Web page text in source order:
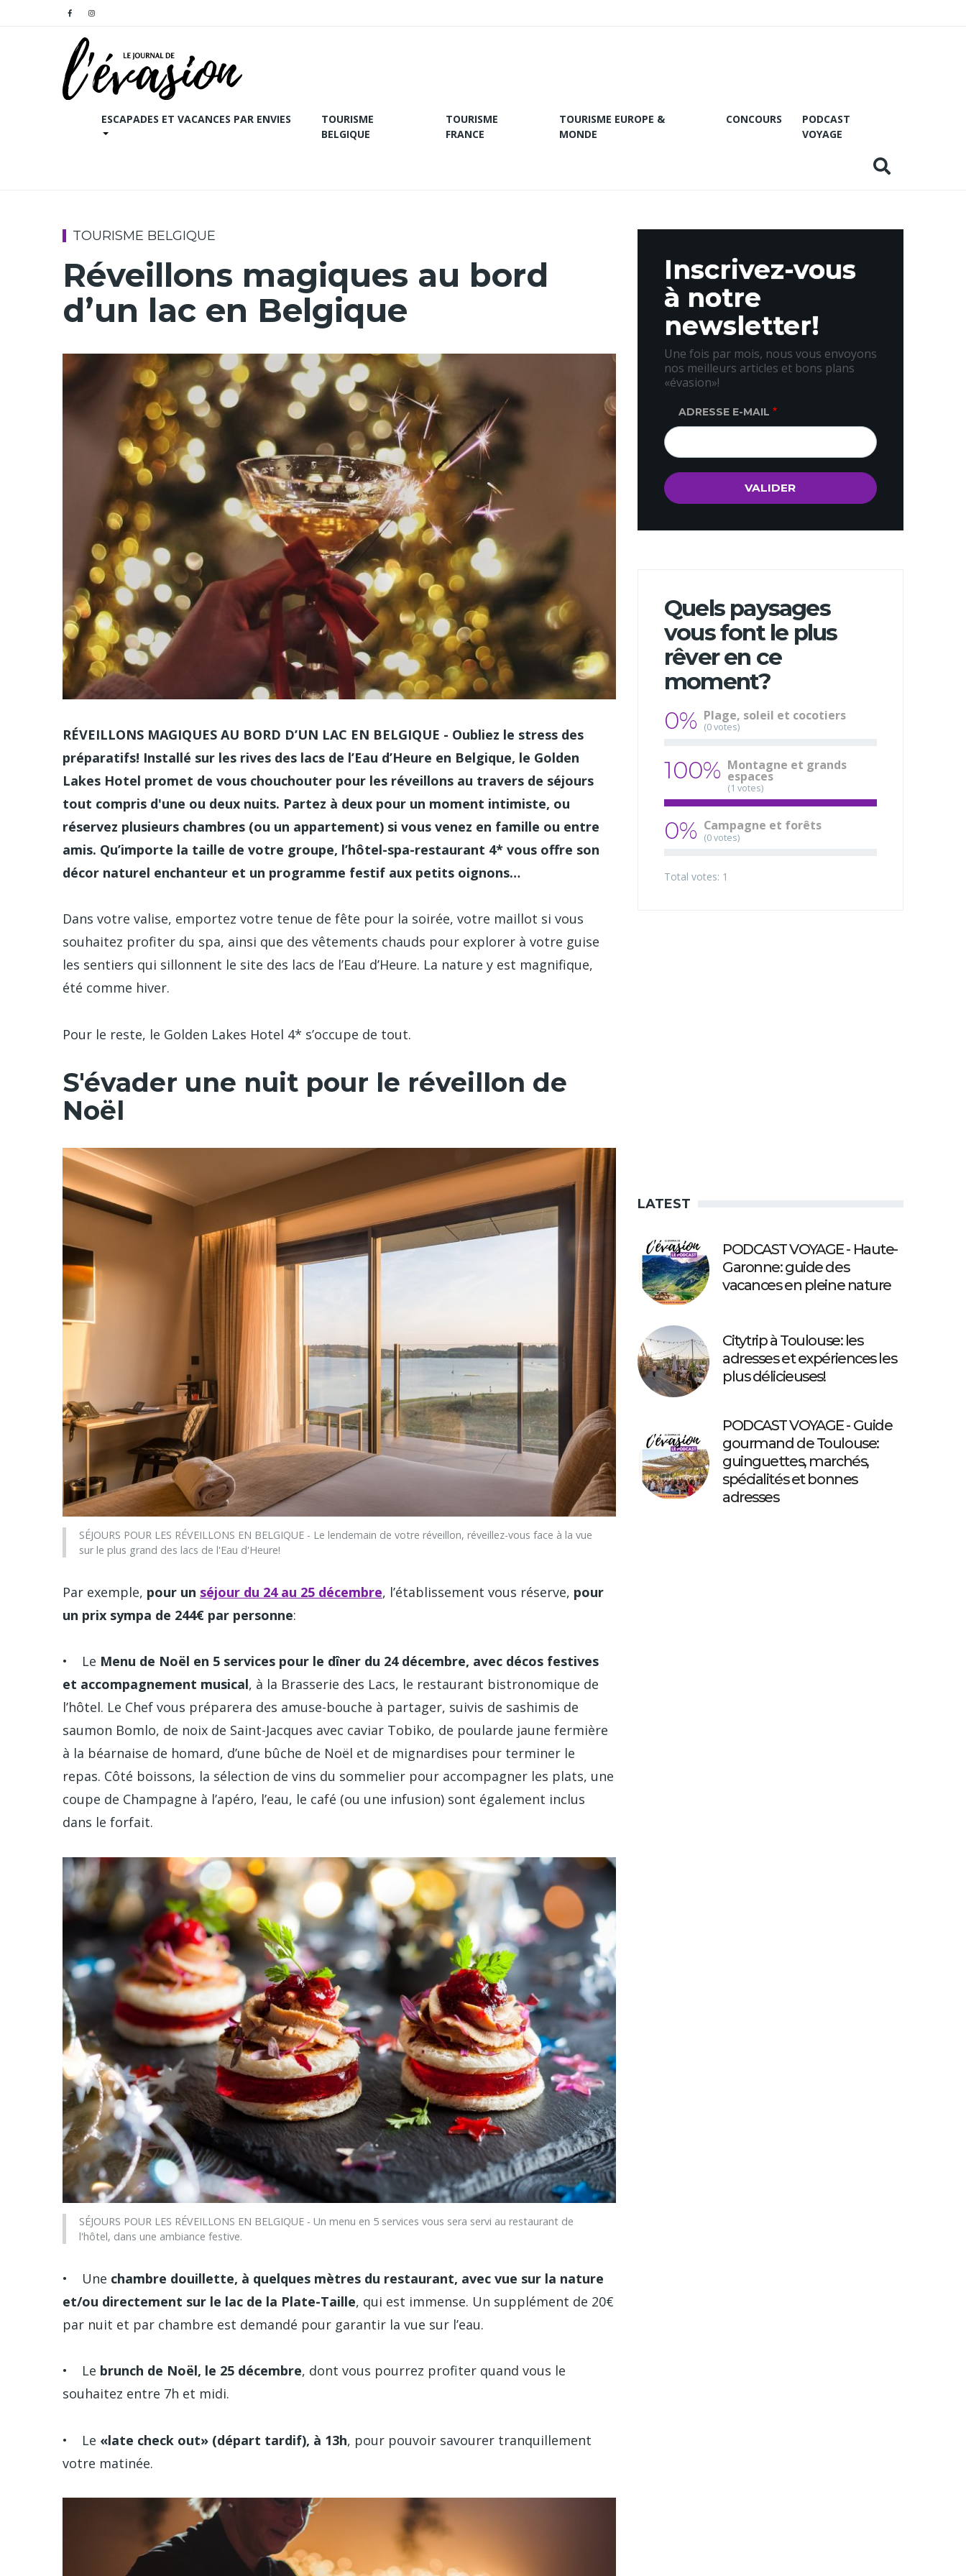
ESCAPADES ET VACANCES PAR ENVIES
TOURISME
BELGIQUE
TOURISME
FRANCE
TOURISME EUROPE &
MONDE
CONCOURS
PODCAST
VOYAGE
TOURISME BELGIQUE
Réveillons magiques au bord
d’un lac en Belgique
RÉVEILLONS MAGIQUES AU BORD D’UN LAC EN BELGIQUE - Oubliez le stress des
préparatifs! Installé sur les rives des lacs de l’Eau d’Heure en Belgique, le Golden
Lakes Hotel promet de vous chouchouter pour les réveillons au travers de séjours
tout compris d'une ou deux nuits. Partez à deux pour un moment intimiste, ou
réservez plusieurs chambres (ou un appartement) si vous venez en famille ou entre
amis. Qu’importe la taille de votre groupe, l’hôtel-spa-restaurant 4* vous offre son
décor naturel enchanteur et un programme festif aux petits oignons…
Dans votre valise, emportez votre tenue de fête pour la soirée, votre maillot si vous
souhaitez profiter du spa, ainsi que des vêtements chauds pour explorer à votre guise
les sentiers qui sillonnent le site des lacs de l’Eau d’Heure. La nature y est magnifique,
été comme hiver.
Pour le reste, le Golden Lakes Hotel 4* s’occupe de tout.
S'évader une nuit pour le réveillon de
Noël
SÉJOURS POUR LES RÉVEILLONS EN BELGIQUE - Le lendemain de votre réveillon, réveillez-vous face à la vue
sur le plus grand des lacs de l'Eau d'Heure!
Par exemple, pour un séjour du 24 au 25 décembre, l’établissement vous réserve, pour
un prix sympa de 244€ par personne:
• Le Menu de Noël en 5 services pour le dîner du 24 décembre, avec décos festives
et accompagnement musical, à la Brasserie des Lacs, le restaurant bistronomique de
l’hôtel. Le Chef vous préparera des amuse-bouche à partager, suivis de sashimis de
saumon Bomlo, de noix de Saint-Jacques avec caviar Tobiko, de poularde jaune fermière
à la béarnaise de homard, d’une bûche de Noël et de mignardises pour terminer le
repas. Côté boissons, la sélection de vins du sommelier pour accompagner les plats, une
coupe de Champagne à l’apéro, l’eau, le café (ou une infusion) sont également inclus
dans le forfait.
SÉJOURS POUR LES RÉVEILLONS EN BELGIQUE - Un menu en 5 services vous sera servi au restaurant de
l'hôtel, dans une ambiance festive.
• Une chambre douillette, à quelques mètres du restaurant, avec vue sur la nature
et/ou directement sur le lac de la Plate-Taille, qui est immense. Un supplément de 20€
par nuit et par chambre est demandé pour garantir la vue sur l’eau.
• Le brunch de Noël, le 25 décembre, dont vous pourrez profiter quand vous le
souhaitez entre 7h et midi.
• Le «late check out» (départ tardif), à 13h, pour pouvoir savourer tranquillement
votre matinée.
Inscrivez-vous
à notre
newsletter!
Une fois par mois, nous vous envoyons
nos meilleurs articles et bons plans
«évasion»!
ADRESSE E-MAIL
Quels paysages
vous font le plus
rêver en ce
moment?
0% Plage, soleil et cocotiers
(0 votes)
100% Montagne et grands
espaces
(1 votes)
0% Campagne et forêts
(0 votes)
Total votes: 1
LATEST
PODCAST VOYAGE - Haute-
Garonne: guide des
vacances en pleine nature
Citytrip à Toulouse: les
adresses et expériences les
plus délicieuses!
PODCAST VOYAGE - Guide
gourmand de Toulouse:
guinguettes, marchés,
spécialités et bonnes
adresses